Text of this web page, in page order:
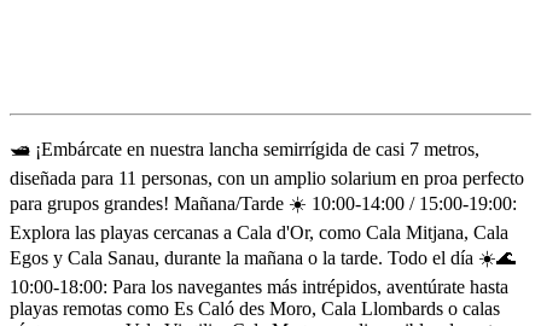
Descripción
🛥️ ¡Embárcate en nuestra lancha semirrígida de casi 7 metros,
diseñada para 11 personas, con un amplio solarium en proa perfecto
para grupos grandes! Mañana/Tarde ☀️ 10:00-14:00 / 15:00-19:00:
Explora las playas cercanas a Cala d'Or, como Cala Mitjana, Cala
Egos y Cala Sanau, durante la mañana o la tarde. Todo el día ☀️🌊
10:00-18:00: Para los navegantes más intrépidos, aventúrate hasta
playas remotas como Es Caló des Moro, Cala Llombards o calas